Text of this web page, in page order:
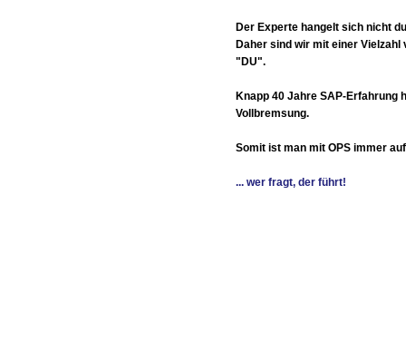
Der Experte hangelt sich nicht
Daher sind wir mit einer
"DU".
Knapp 40 Jahre SAP-Erfahrung
Vollbremsung.
Somit ist man mit OPS immer
... wer fragt, der führt!